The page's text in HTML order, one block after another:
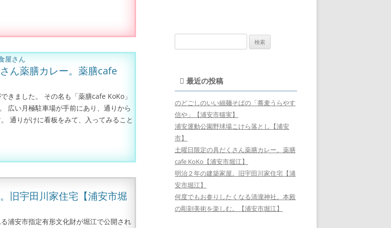
屋さん
ん薬膳カレー。薬膳cafe
きました。 その名も「薬膳cafe KoKo」
広い月極駐車場が手前にあり、通りから
通りがけに看板をみて、入ってみること
旧宇田川家住宅【浦安市堀
浦安市指定有形文化財が堀江で公開され
索:
最近の投稿
のどごしのいい細麺そばの「蕎麦うらやす
信や」【浦安市猫実】
浦安運動公園野球場こけら落とし【浦安
市】
土曜日限定の具だくさん薬膳カレー。薬膳
cafe KoKo【浦安市堀江】
明治２年の建築家屋。旧宇田川家住宅【浦
安市堀江】
何度でもお参りしたくなる清瀧神社。本殿
の彫刻美術を楽しむ。【浦安市堀江】